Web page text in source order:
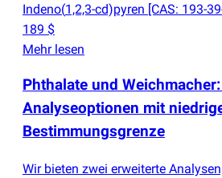
Indeno(1,2,3-cd)pyren [CAS: 193-
189 $
Mehr lesen
Phthalate und
Analyseoptionen mit
Bestimmungsgrenze
Wir bieten zwei erweiterte